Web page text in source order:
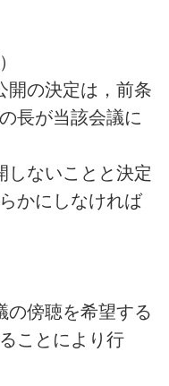
の決定は，前条
長が当該会議に
ないことと決定
かにしなければ
傍聴を希望する
ことにより行